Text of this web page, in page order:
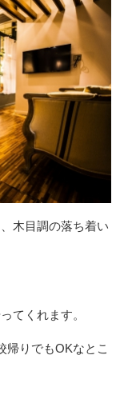
木目調の落ち着い
てくれます。
帰りでもOKなとこ